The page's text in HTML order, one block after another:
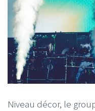
Niveau décor, le